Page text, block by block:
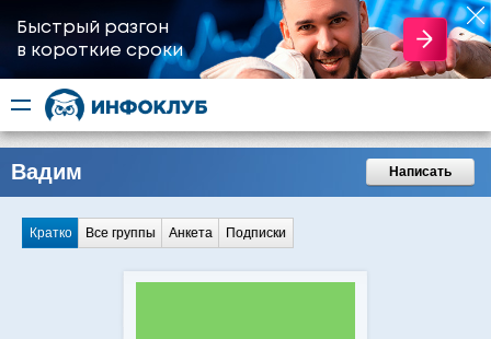
Быстрый разгон
​в короткие сроки
Вадим Написать
Кратко Все группы Анкета Подписки